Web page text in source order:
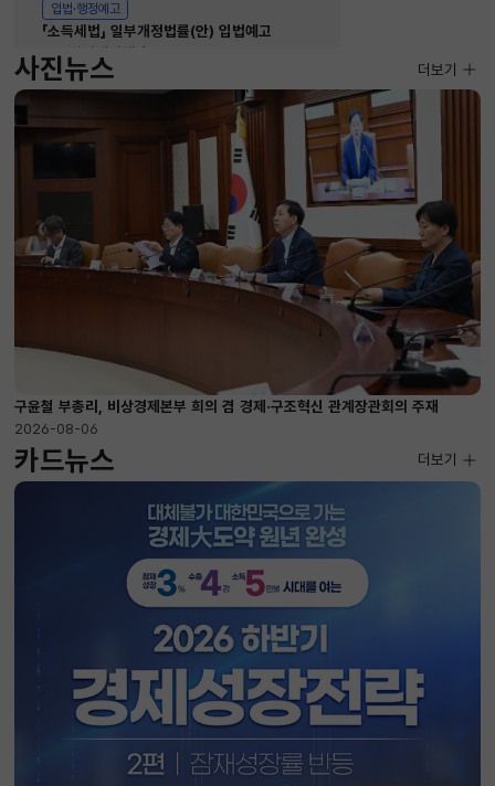
입법·행정예고
「소득세법」 일부개정법률(안) 입법예고
소득법인세정책관
2026-08-04 ~ 2026-08-20
사진뉴스
구윤철 부총리, 비상경제본부 희의 겸 경제·구조혁신 관계장관회의 주재
2026-08-06
사진뉴스
더보기
카드뉴스 더보기